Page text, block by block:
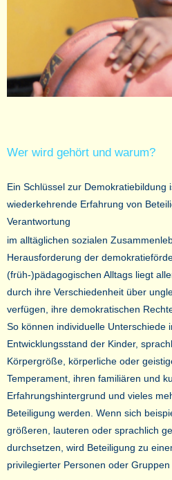
Wer wird gehört und warum?
Ein Schlüssel zur Demokratiebildung
wiederkehrende Erfahrung von
Verantwortung
im alltäglichen sozialen
Herausforderung der
(früh-)pädagogischen Alltags liegt
durch ihre Verschiedenheit über
verfügen, ihre demokratischen
So können individuelle Unterschiede
Entwicklungsstand der Kinder,
Körpergröße, körperliche oder
Temperament, ihren familiären und
Erfahrungshintergrund und vieles
Beteiligung werden. Wenn sich
größeren, lauteren oder sprachlich
durchsetzen, wird Beteiligung zu
privilegierter Personen oder